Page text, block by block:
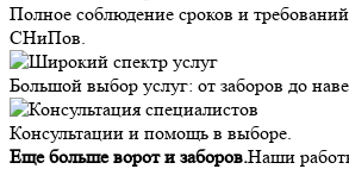
Полное соблюдение сроков и требований
СНиПов.
Большой выбор услуг: от заборов до
Консультации и помощь в выборе.
Еще больше ворот и заборов.Наши